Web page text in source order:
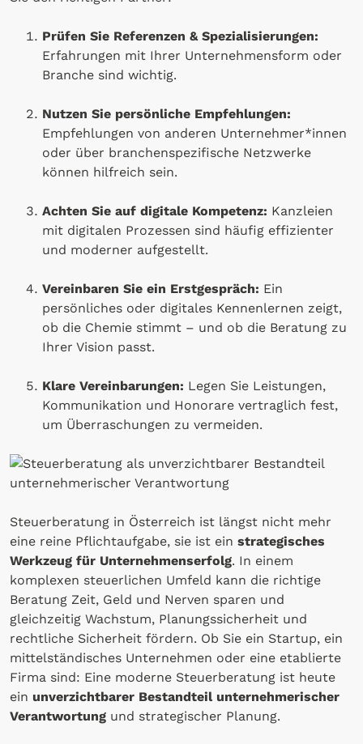
Prüfen Sie Referenzen & Spezialisierungen:
Erfahrungen mit Ihrer Unternehmensform oder
Branche sind wichtig.
Nutzen Sie persönliche Empfehlungen:
Empfehlungen von anderen Unternehmer*innen
oder über branchenspezifische Netzwerke
können hilfreich sein.
Achten Sie auf digitale Kompetenz: Kanzleien
mit digitalen Prozessen sind häufig effizienter
und moderner aufgestellt.
Vereinbaren Sie ein Erstgespräch: Ein
persönliches oder digitales Kennenlernen zeigt,
ob die Chemie stimmt – und ob die Beratung zu
Ihrer Vision passt.
Klare Vereinbarungen: Legen Sie Leistungen,
Kommunikation und Honorare vertraglich fest,
um Überraschungen zu vermeiden.
Steuerberatung in Österreich ist längst nicht mehr
eine reine Pflichtaufgabe, sie ist ein strategisches
Werkzeug für Unternehmenserfolg. In einem
komplexen steuerlichen Umfeld kann die richtige
Beratung Zeit, Geld und Nerven sparen und
gleichzeitig Wachstum, Planungssicherheit und
rechtliche Sicherheit fördern. Ob Sie ein Startup, ein
mittelständisches Unternehmen oder eine etablierte
Firma sind: Eine moderne Steuerberatung ist heute
ein unverzichtbarer Bestandteil unternehmerischer
Verantwortung und strategischer Planung.